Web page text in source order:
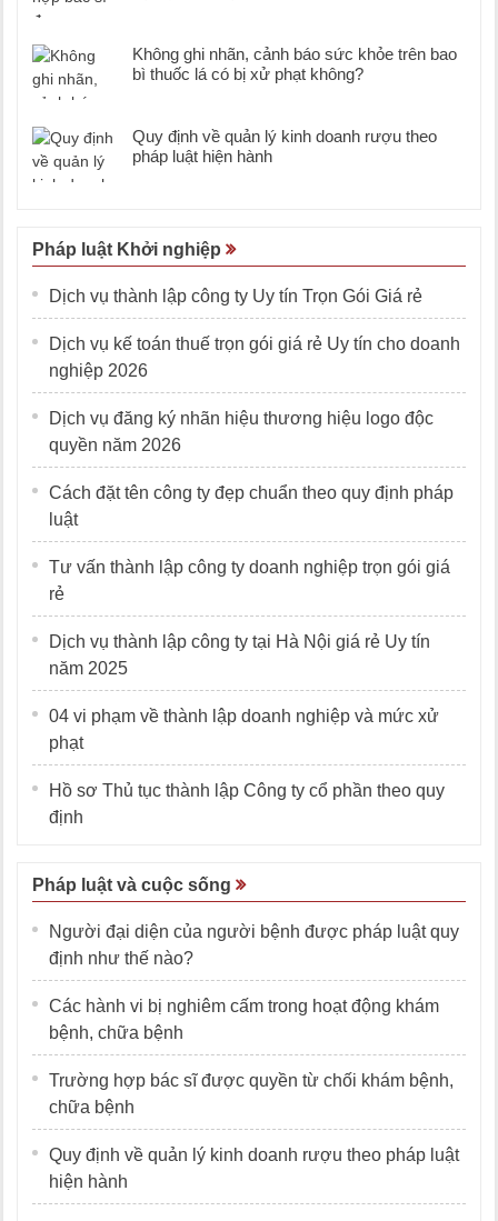
Không ghi nhãn, cảnh báo sức khỏe trên bao
bì thuốc lá có bị xử phạt không?
Quy định về quản lý kinh doanh rượu theo
pháp luật hiện hành
Pháp luật Khởi nghiệp
Dịch vụ thành lập công ty Uy tín Trọn Gói Giá rẻ
Dịch vụ kế toán thuế trọn gói giá rẻ Uy tín cho doanh
nghiệp 2026
Dịch vụ đăng ký nhãn hiệu thương hiệu logo độc
quyền năm 2026
Cách đặt tên công ty đẹp chuẩn theo quy định pháp
luật
Tư vấn thành lập công ty doanh nghiệp trọn gói giá
rẻ
Dịch vụ thành lập công ty tại Hà Nội giá rẻ Uy tín
năm 2025
04 vi phạm về thành lập doanh nghiệp và mức xử
phạt
Hồ sơ Thủ tục thành lập Công ty cổ phần theo quy
định
Pháp luật và cuộc sống
Người đại diện của người bệnh được pháp luật quy
định như thế nào?
Các hành vi bị nghiêm cấm trong hoạt động khám
bệnh, chữa bệnh
Trường hợp bác sĩ được quyền từ chối khám bệnh,
chữa bệnh
Quy định về quản lý kinh doanh rượu theo pháp luật
hiện hành